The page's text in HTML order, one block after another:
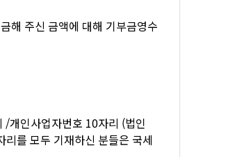
해 주신 금액에 대해 기부금영수
개인사업자번호 10자리 (법인
를 모두 기재하신 분들은 국세